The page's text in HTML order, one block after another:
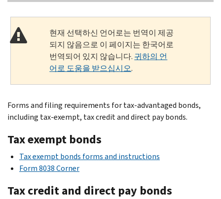
현재 선택하신 언어로는 번역이 제공
되지 않음으로 이 페이지는 한국어로
번역되어 있지 않습니다. 귀하의 언
어로 도움을 받으십시오.
Forms and filing requirements for tax-advantaged bonds,
including tax-exempt, tax credit and direct pay bonds.
Tax exempt bonds
Tax exempt bonds forms and instructions
Form 8038 Corner
Tax credit and direct pay bonds